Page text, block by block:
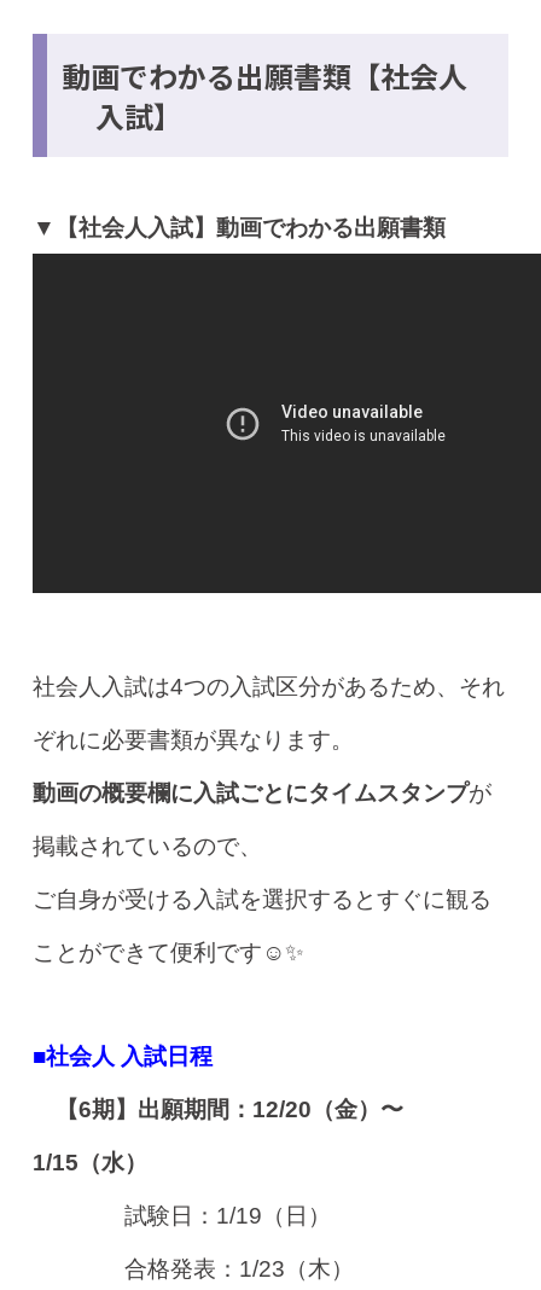
動画でわかる出願書類【社会人
入試】
▼【社会人入試】動画でわかる出願書類
社会人入試は4つの入試区分があるため、それ
ぞれに必要書類が異なります。
動画の概要欄に入試ごとにタイムスタンプが
掲載されているので、
ご自身が受ける入試を選択するとすぐに観る
ことができて便利です☺️✨
■社会人 入試日程
【6期】出願期間：12/20（金）〜
1/15（水）
試験日：1/19（日）
合格発表：1/23（木）